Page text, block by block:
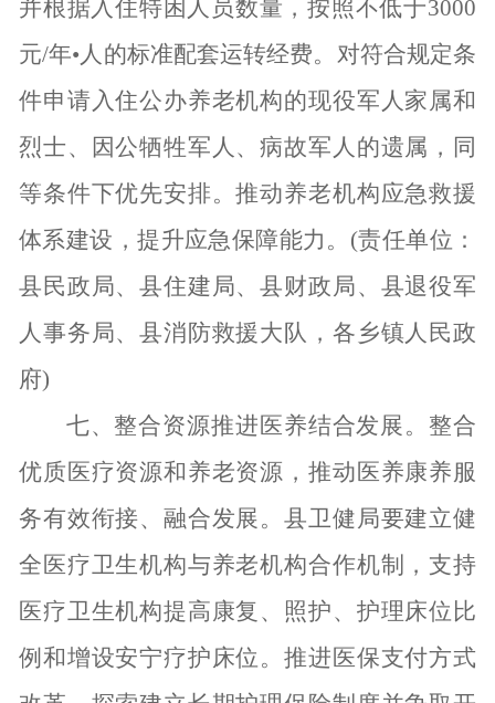
并根据入住特困人员数量，按照不低于3000
元/年•人的标准配套运转经费。对符合规定条
件申请入住公办养老机构的现役军人家属和
烈士、因公牺牲军人、病故军人的遗属，同
等条件下优先安排。推动养老机构应急救援
体系建设，提升应急保障能力。(责任单位：
县民政局、县住建局、县财政局、县退役军
人事务局、县消防救援大队，各乡镇人民政
府)
七、整合资源推进医养结合发展。整合
优质医疗资源和养老资源，推动医养康养服
务有效衔接、融合发展。县卫健局要建立健
全医疗卫生机构与养老机构合作机制，支持
医疗卫生机构提高康复、照护、护理床位比
例和增设安宁疗护床位。推进医保支付方式